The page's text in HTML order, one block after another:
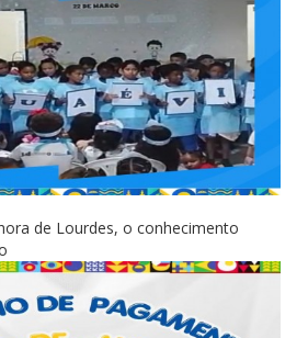
de Lourdes, o conhecimento